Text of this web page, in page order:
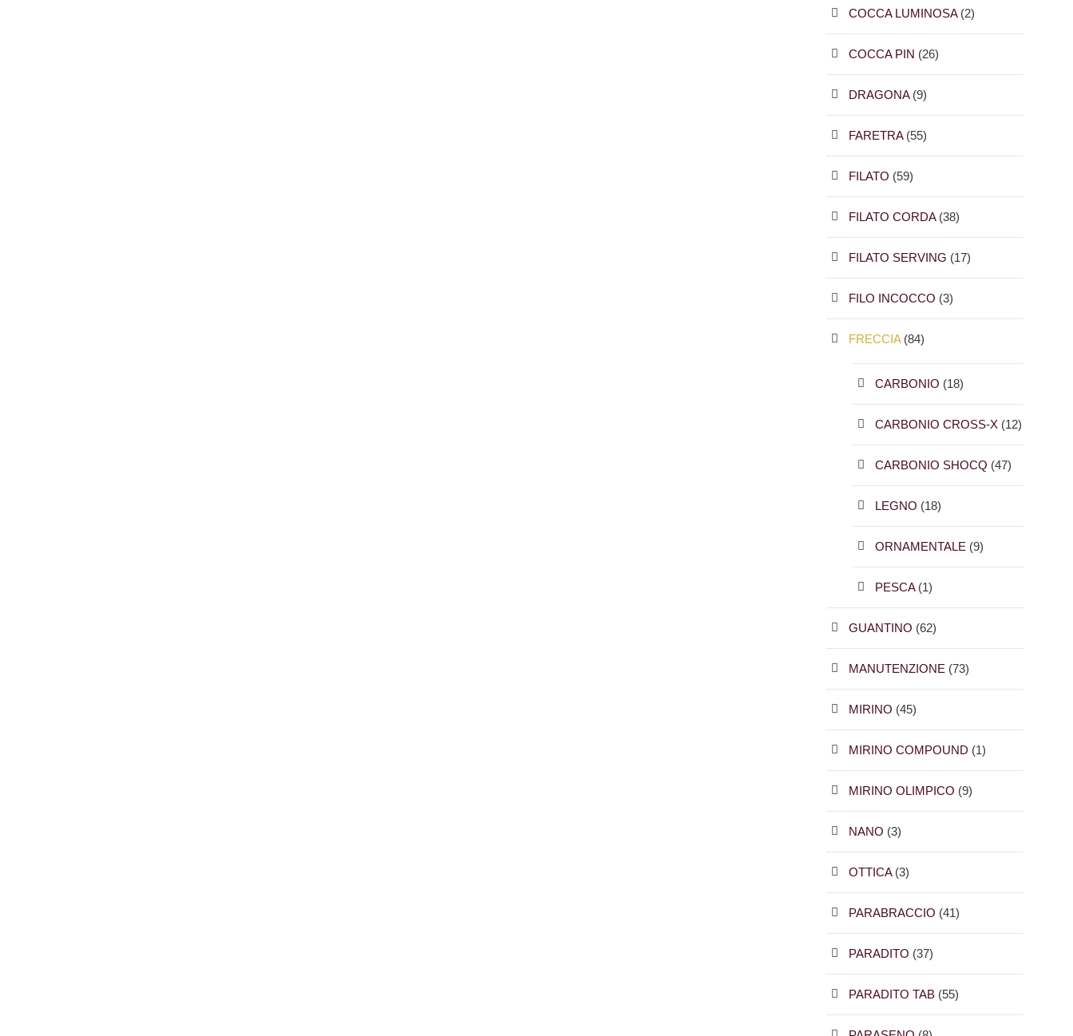
COCCA LUMINOSA (2)
COCCA PIN (26)
DRAGONA (9)
FARETRA (55)
FILATO (59)
FILATO CORDA (38)
FILATO SERVING (17)
FILO INCOCCO (3)
FRECCIA (84)
CARBONIO (18)
CARBONIO CROSS-X (12)
CARBONIO SHOCQ (47)
LEGNO (18)
ORNAMENTALE (9)
PESCA (1)
GUANTINO (62)
MANUTENZIONE (73)
MIRINO (45)
MIRINO COMPOUND (1)
MIRINO OLIMPICO (9)
NANO (3)
OTTICA (3)
PARABRACCIO (41)
PARADITO (37)
PARADITO TAB (55)